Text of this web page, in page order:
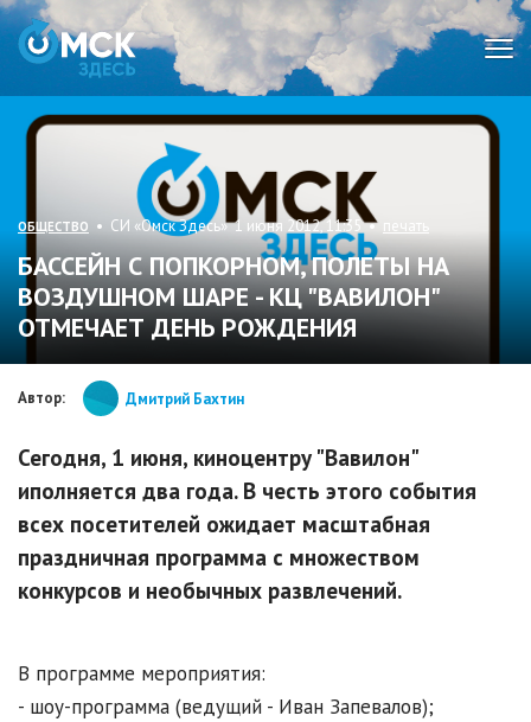
ОБЩЕСТВО • СИ «Омск Здесь» 1 июня 2012, 11:35 • печать
БАССЕЙН С ПОПКОРНОМ, ПОЛЕТЫ НА
ВОЗДУШНОМ ШАРЕ - КЦ "ВАВИЛОН"
ОТМЕЧАЕТ ДЕНЬ РОЖДЕНИЯ
Автор: Дмитрий Бахтин
Сегодня, 1 июня, киноцентру "Вавилон"
иполняется два года. В честь этого события
всех посетителей ожидает масштабная
праздничная программа с множеством
конкурсов и необычных развлечений.
В программе мероприятия:
- шоу-программа (ведущий - Иван Запевалов);